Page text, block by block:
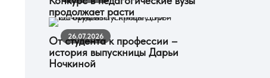
продолжает расти
26.07.2026
От студента к профессии –
история выпускницы Дарьи
Ночкиной